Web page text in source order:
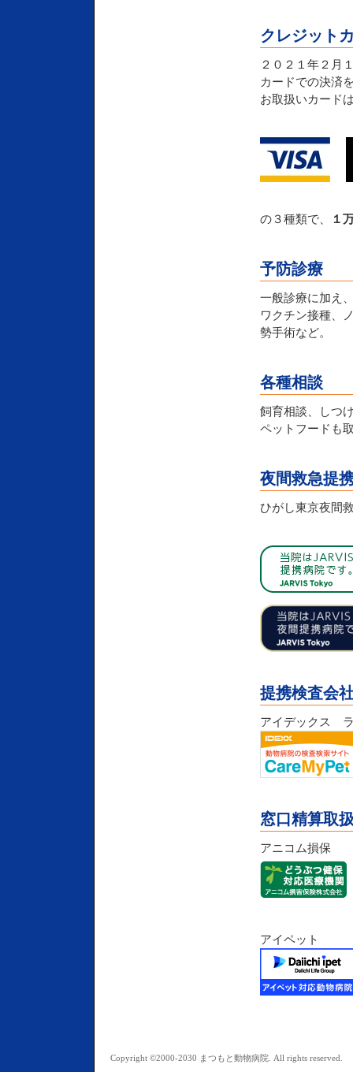
クレジット
２０２１年２月
カードでの決済
お取扱いカード
の３種類で、 １
予防診療
一般診療に加え
ワクチン接種、
勢手術など。
各種相談
飼育相談、しつ
ペットフードも
夜間救急提
ひがし東京夜間
提携検査会
アイデックス
窓口精算取
アニコム損保
アイペット
Copyright ©2000-2030 まつもと動物病院. All rights reserved.